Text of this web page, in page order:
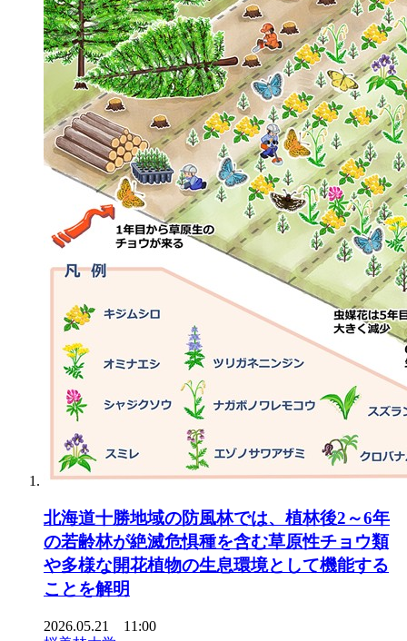
北海道十勝地域の防風林では、植林後2～6年
の若齢林が絶滅危惧種を含む草原性チョウ類
や多様な開花植物の生息環境として機能する
ことを解明
2026.05.21 11:00